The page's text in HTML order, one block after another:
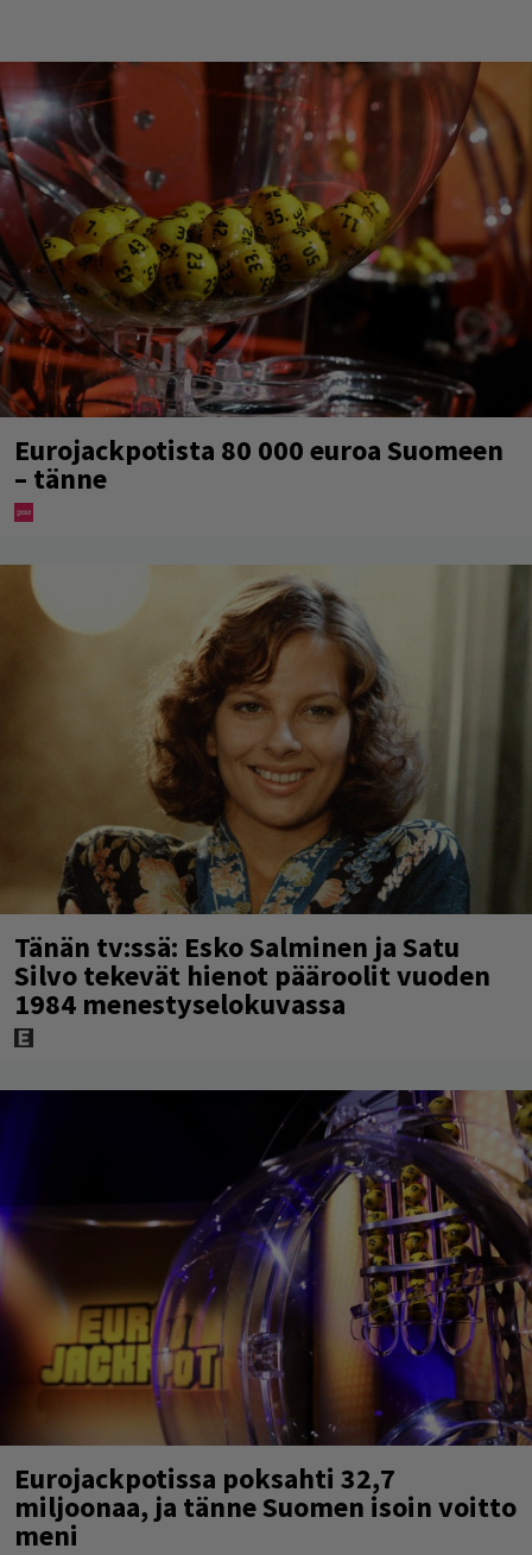
Eurojackpotista 80 000 euroa Suomeen
– tänne
Tänän tv:ssä: Esko Salminen ja Satu
Silvo tekevät hienot pääroolit vuoden
1984 menestyselokuvassa
Eurojackpotissa poksahti 32,7
miljoonaa, ja tänne Suomen isoin voitto
meni